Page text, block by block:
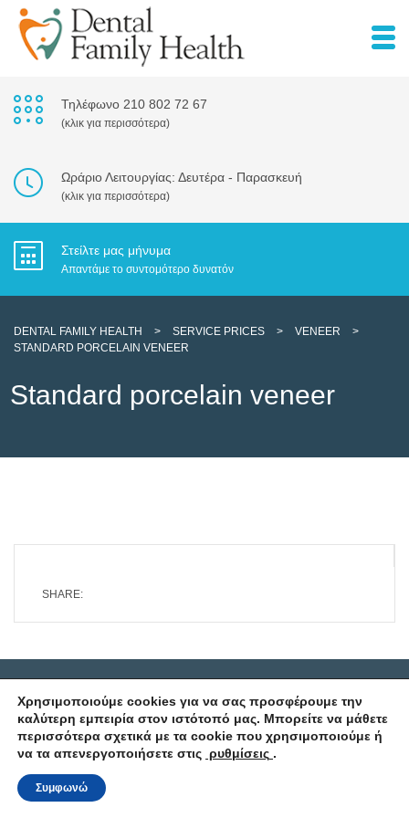
Τηλέφωνο 210 802 72 67
(κλικ για περισσότερα)
Ωράριο Λειτουργίας: Δευτέρα - Παρασκευή
(κλικ για περισσότερα)
Στείλτε μας μήνυμα
Απαντάμε το συντομότερο δυνατόν
DENTAL FAMILY HEALTH > SERVICE PRICES > VENEER
>
STANDARD PORCELAIN VENEER
Standard porcelain veneer
SHARE:
Βρυουλών 151 21 Πεύκη Αττικής Τηλ: 210 8027267 - 2106122244
- 6943762629
Χρησιμοποιούμε cookies για να σας προσφέρουμε την
καλύτερη εμπειρία στον ιστότοπό μας. Μπορείτε να μάθετε
περισσότερα σχετικά με τα cookie που χρησιμοποιούμε ή
να τα απενεργοποιήσετε στις
.
Συμφωνώ